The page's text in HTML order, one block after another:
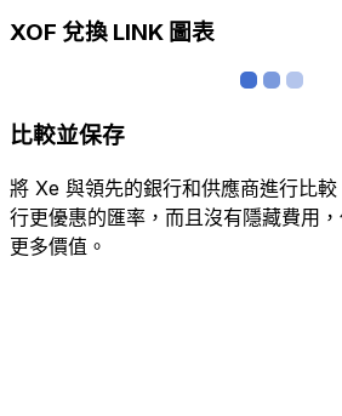
XOF 兌換 LINK 圖表
比較並保存
將 Xe 與領先的銀行和供應商進行比
行更優惠的匯率，而且沒有隱藏費用
更多價值。